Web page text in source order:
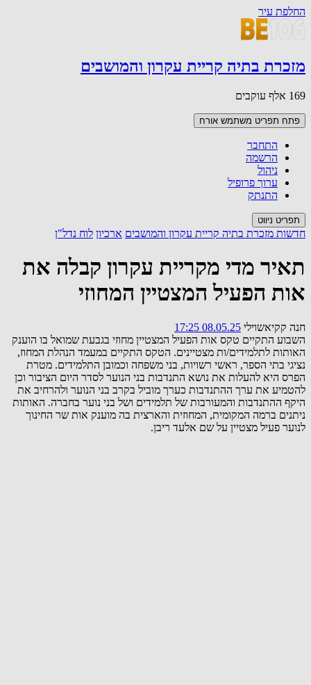
החלפת עיר
מזכרת בתיה קריית עקרון והמושבים
169 אלף עוקבים
פתח תפריט משתמש אורח
התחבר
הרשמה
ניהול
ערוך פרופיל
התנתק
תפריט ניווט
חדשות מזכרת בתיה קריית עקרון והמושבים ארכיון לוח נדל"ן
תאיר מדי מקריית עקרון קבלה את
אות הפעיל המצטיין המחוזי
חנה קקיאשוילי 08.05.25 17:25
השבוע התקיים טקס אות הפעיל המצטיין מחוזי בגבעת שמואל בו הוענק
האותות לתלמידים/ות מצטיינים. הטקס התקיים במעמד הנהלת המחוז,
נציגי בתי הספר, ראשי רשויות, בני משפחה וכמובן התלמידים. מטרת
הפרס היא להעלות את נושא התנדבות בני הנוער לסדר היום הציבור וכן
להטמיע את ערך ההתנדבות כערך מוביל בקרב בני הנוער ולהרחיב את
היקף ההתנדבות והמעורבות של תלמידים ושל בני נוער בחברה. האותות
ניתנים ברמה המקומית, המחוזית והארצית בה מוענק אות שר החינוך
לנוער פעיל מצטיין על שם אלעד ריבן.